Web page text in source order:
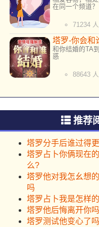
在同一个频道？
71234
塔罗-你会和
和你结婚的TA
惑
88643
推荐
塔罗分手后谁过得
塔罗占卜你俩现在
么?
塔罗他对我怎幺想
吗
塔罗占卜我是怎样
塔罗他后悔离开你
塔罗测试他变心了